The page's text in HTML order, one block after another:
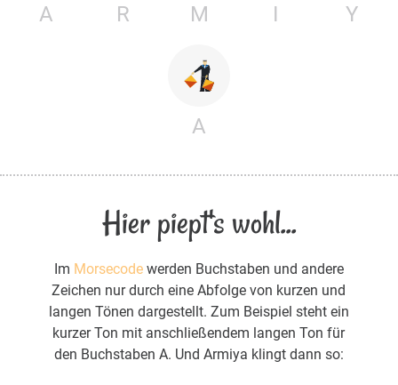
A R M I Y
A
Hier piept's wohl...
Im Morsecodewerden Buchstaben und andere
Zeichen nur durch eine Abfolge von kurzen und
langen Tönen dargestellt. Zum Beispiel steht ein
kurzer Ton mit anschließendem langen Ton für
den Buchstaben A. Und Armiya klingt dann so: